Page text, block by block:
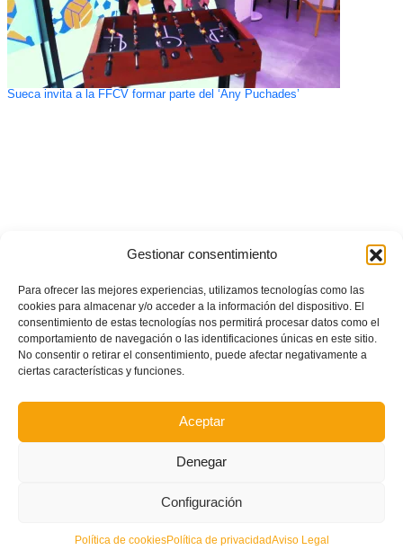
Gestionar consentimiento
Para ofrecer las mejores experiencias, utilizamos tecnologías como las
cookies para almacenar y/o acceder a la información del dispositivo. El
consentimiento de estas tecnologías nos permitirá procesar datos como el
comportamiento de navegación o las identificaciones únicas en este sitio.
No consentir o retirar el consentimiento, puede afectar negativamente a
ciertas características y funciones.
Aceptar
Denegar
Configuración
Política de cookiesPolítica de privacidadAviso Legal
Sueca invita a la FFCV formar parte del ‘Any Puchades’